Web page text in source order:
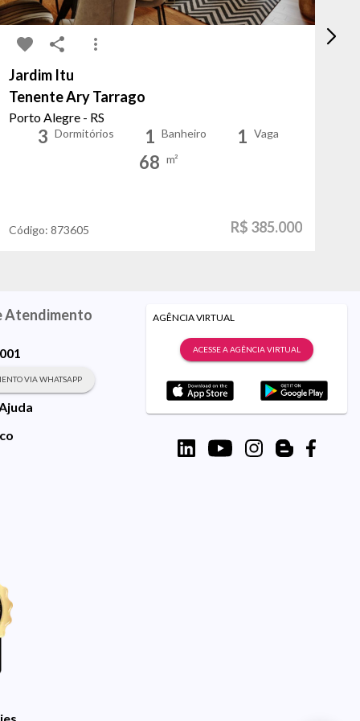
Jardim Itu
Tenente Ary Tarrago
Porto Alegre - RS
3 Dormitórios 1 Banheiro 1 Vaga
68 m²
Código: 873605 R$ 385.000
Atendimento
VIA WHATSAPP
AGÊNCIA VIRTUAL
ACESSE A AGÊNCIA VIRTUAL